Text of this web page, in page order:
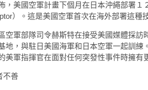
，美國空軍計畫下個月在日本沖繩部署１
）。這是美國空軍首次在海外部署這種
空軍部隊司令赫斯特在接受美國媒體採訪
地，與駐日美國海軍和日本空軍一起訓練
美軍指揮官在面對任何突發性事件時擁有
不善